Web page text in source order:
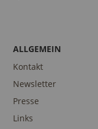
ALLGEMEIN
Kontakt
Newsletter
Presse
Links